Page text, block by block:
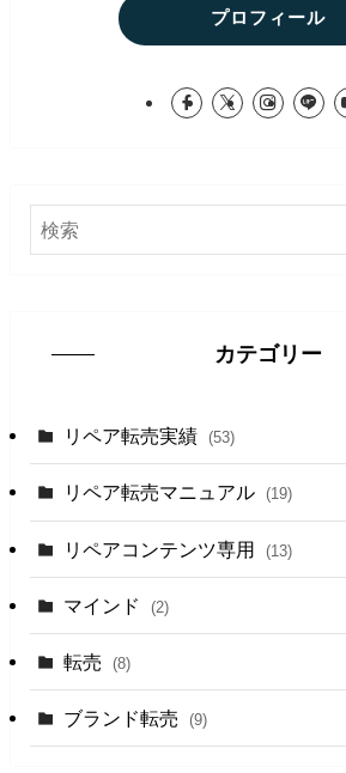
プロフィール
カテゴリー
リペア転売実績 (53)
リペア転売マニュアル (19)
(6)
リペアコンテンツ専用 (13)
マインド (2)
転売 (8)
ブランド転売 (9)